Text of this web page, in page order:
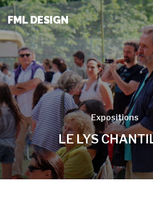
FML DESIGN
Expositions
LE LYS